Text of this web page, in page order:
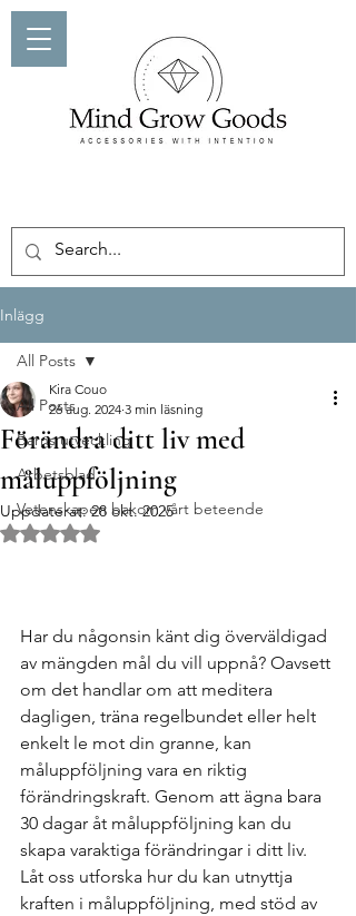
Inlägg
All Posts
Barns utveckling
Arbetsblad
Vetenskapen bakom vårt beteende
All Posts
Förändra ditt liv med
måluppföljning
Kira Couo
26 aug. 2024 3 min läsning
Uppdaterat:28 okt. 2025
Betygsatt till NaN av 5 stjärnor.
Har du någonsin känt dig överväldigad
av mängden mål du vill uppnå? Oavsett
om det handlar om att meditera
dagligen, träna regelbundet eller helt
enkelt le mot din granne, kan
måluppföljning vara en riktig
förändringskraft. Genom att ägna bara
30 dagar åt måluppföljning kan du
skapa varaktiga förändringar i ditt liv.
Låt oss utforska hur du kan utnyttja
kraften i måluppföljning, med stöd av